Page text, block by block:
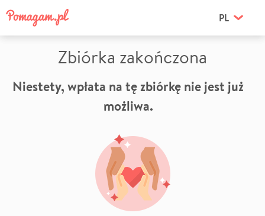
PL
Zbiórka zakończona
Niestety, wpłata na tę zbiórkę nie jest już
możliwa.